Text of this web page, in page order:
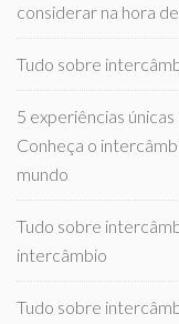
considerar na hora
Tudo sobre
5 experiências
Conheça o
mundo
Tudo sobre
intercâmbio
Tudo sobre